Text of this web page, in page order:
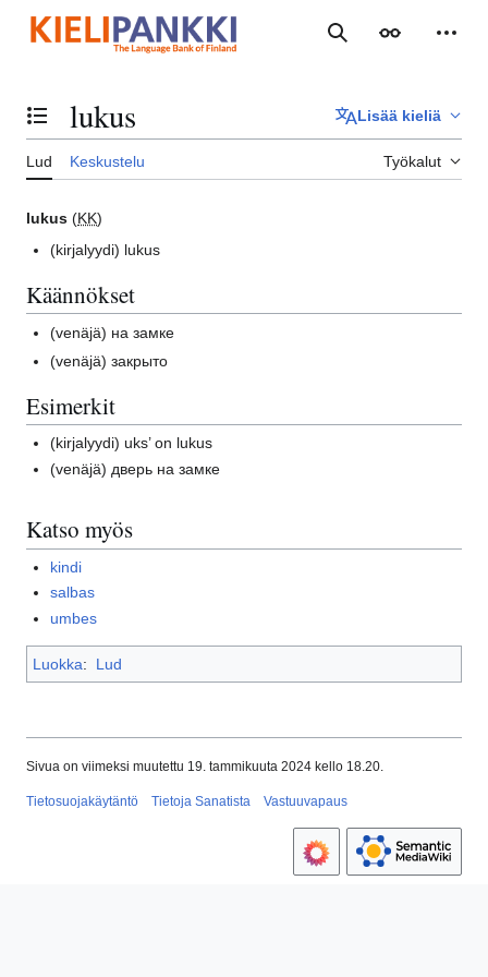
sisältöön
Haku Ulkoasu
Vaihda sisällysluettelo
lukus Lisää kieliä
Lud Keskustelu Työkalut
lukus (KK)
(kirjalyydi) lukus
Käännökset
(venäjä) на замке
(venäjä)закрыто
Esimerkit
(kirjalyydi) uks’ on lukus
(venäjä) дверь на замке
Katso myös
kindi
salbas
umbes
Luokka: Lud
Sivua on viimeksi muutettu 19. tammikuuta 2024 kello 18.20.
Tietosuojakäytäntö Tietoja Sanatista Vastuuvapaus